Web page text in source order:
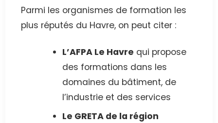
Parmi les organismes de formation les
plus réputés du Havre, on peut citer :
L’AFPA Le Havre qui propose
des formations dans les
domaines du bâtiment, de
l’industrie et des services
Le GRETA de la région